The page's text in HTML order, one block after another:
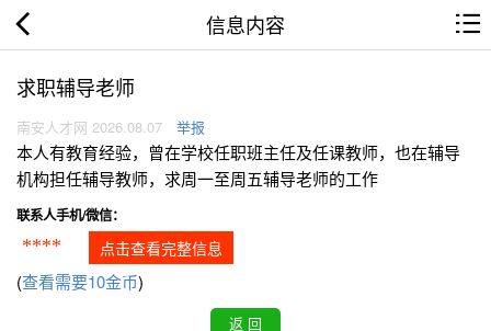
信息内容
求职辅导老师
南安人才网 2026.08.07 举报
本人有教育经验，曾在学校任职班主任及任课教师，也在辅导
机构担任辅导教师，求周一至周五辅导老师的工作
联系人手机/微信：
**** 点击查看完整信息
(查看需要10金币)